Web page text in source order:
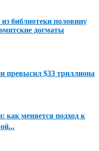
библиотеки половину
догматы
превысил $33 триллиона
как меняется подход к